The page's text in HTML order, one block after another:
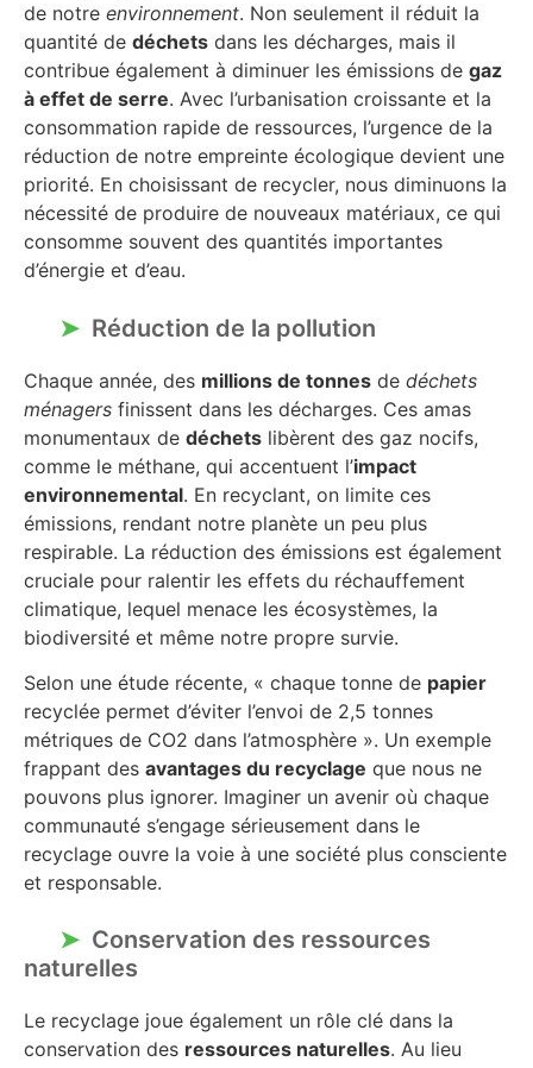
de notre environnement. Non seulement il réduit la
quantité de déchets dans les décharges, mais il
contribue également à diminuer les émissions de gaz
à effet de serre. Avec l’urbanisation croissante et la
consommation rapide de ressources, l’urgence de la
réduction de notre empreinte écologique devient une
priorité. En choisissant de recycler, nous diminuons la
nécessité de produire de nouveaux matériaux, ce qui
consomme souvent des quantités importantes
d’énergie et d’eau.
Réduction de la pollution
Chaque année, des millions de tonnes de déchets
ménagers finissent dans les décharges. Ces amas
monumentaux de déchets libèrent des gaz nocifs,
comme le méthane, qui accentuent l’impact
environnemental. En recyclant, on limite ces
émissions, rendant notre planète un peu plus
respirable. La réduction des émissions est également
cruciale pour ralentir les effets du réchauffement
climatique, lequel menace les écosystèmes, la
biodiversité et même notre propre survie.
Selon une étude récente, « chaque tonne de papier
recyclée permet d’éviter l’envoi de 2,5 tonnes
métriques de CO2 dans l’atmosphère ». Un exemple
frappant des avantages du recyclage que nous ne
pouvons plus ignorer. Imaginer un avenir où chaque
communauté s’engage sérieusement dans le
recyclage ouvre la voie à une société plus consciente
et responsable.
Conservation des ressources
naturelles
Le recyclage joue également un rôle clé dans la
conservation des ressources naturelles. Au lieu